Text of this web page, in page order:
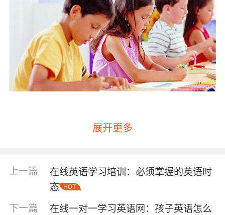
在线英语培训价格多少合适首先就是要在自己的
就是自己的经济能力。选择一家适合自己、适合
自己孩子的机构，既不会给自己带来很大的经济
负担，也不会让孩子有任何的学习压力。
展开更多
上一篇
在线英语学习培训：必须掌握的英语时
态
HOT
下一篇
在线一对一学习英语网：孩子英语怎么